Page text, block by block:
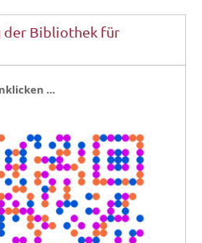
der Bibliothek für
…